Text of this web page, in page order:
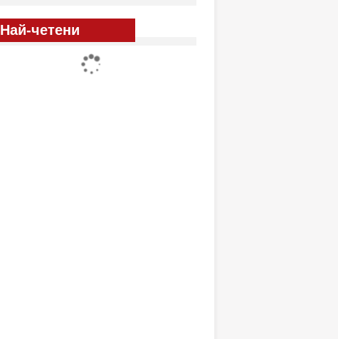
Най-четени